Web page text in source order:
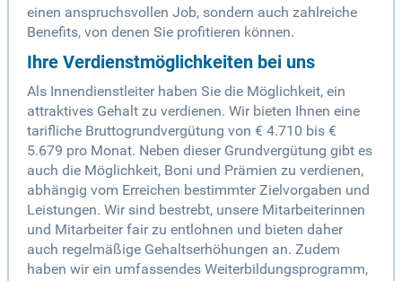
einen anspruchsvollen Job, sondern auch zahlreiche
Benefits, von denen Sie profitieren können.
Ihre Verdienstmöglichkeiten bei uns
Als Innendienstleiter haben Sie die Möglichkeit, ein
attraktives Gehalt zu verdienen. Wir bieten Ihnen eine
tarifliche Bruttogrundvergütung von € 4.710 bis €
5.679 pro Monat. Neben dieser Grundvergütung gibt es
auch die Möglichkeit, Boni und Prämien zu verdienen,
abhängig vom Erreichen bestimmter Zielvorgaben und
Leistungen. Wir sind bestrebt, unsere Mitarbeiterinnen
und Mitarbeiter fair zu entlohnen und bieten daher
auch regelmäßige Gehaltserhöhungen an. Zudem
haben wir ein umfassendes Weiterbildungsprogramm,